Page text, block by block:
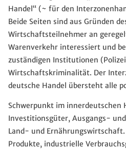
Handel“ (~ für den
Beide Seiten sind aus Gründen
Wirtschaftsteilnehmer an
Warenverkehr interessiert und
zuständigen Institutionen
Wirtschaftskriminalität. Der
deutsche Handel übersteht alle
Schwerpunkt im innerdeutschen
Investitionsgüter, Ausgangs-
Land- und
Produkte, industrielle